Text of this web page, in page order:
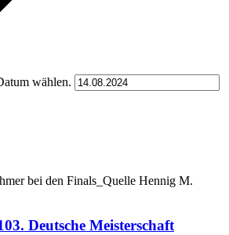
wählen.
Deutsche Meisterschaft